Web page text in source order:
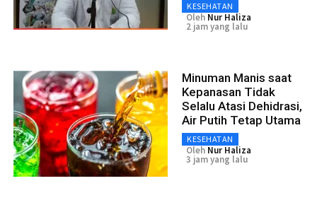
KESEHATAN
Oleh Nur Haliza
2 jam yang lalu
Minuman Manis saat
Kepanasan Tidak
Selalu Atasi Dehidrasi,
Air Putih Tetap Utama
KESEHATAN
Oleh Nur Haliza
3 jam yang lalu